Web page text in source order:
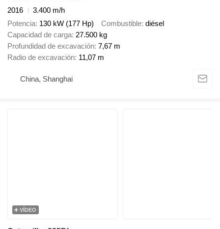
2016
3.400 m/h
Potencia 130 kW (177 Hp) Combustible diésel
Capacidad de carga 27.500 kg
Profundidad de excavación 7,67 m
Radio de excavación 11,07 m
China, Shanghai
VÍDEO